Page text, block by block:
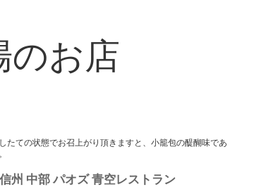
のお店
たての状態でお召上がり頂きますと、小籠包の醍醐味であ
州 中部 パオズ 青空レストラン